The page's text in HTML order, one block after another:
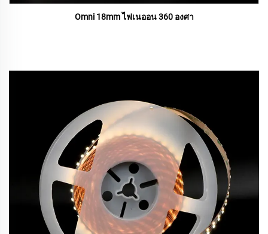
Omni 18mm ไฟเนออน 360 องศา